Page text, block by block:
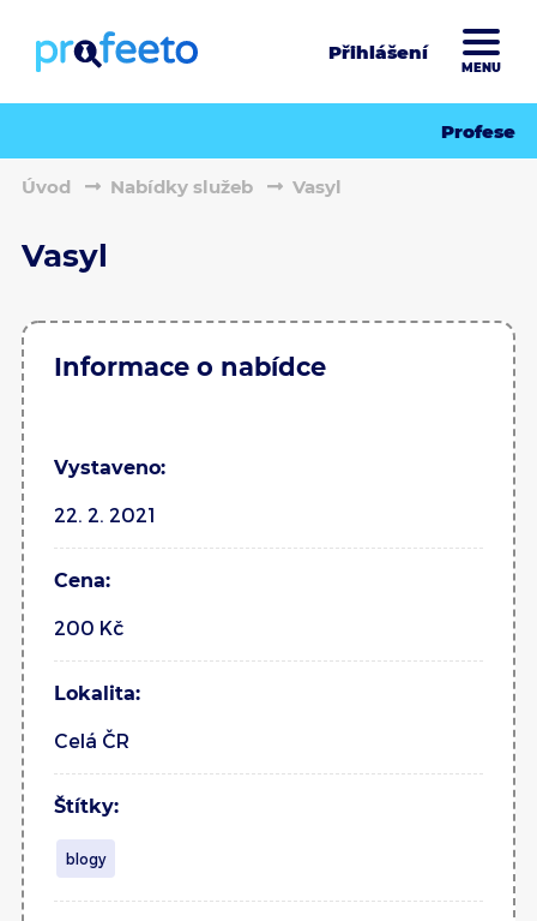
Přihlášení
MENU
Profese
Úvod Nabídky služeb Vasyl
Vasyl
Informace o nabídce
Vystaveno:
22. 2. 2021
Cena:
200 Kč
Lokalita:
Celá ČR
Štítky:
blogy